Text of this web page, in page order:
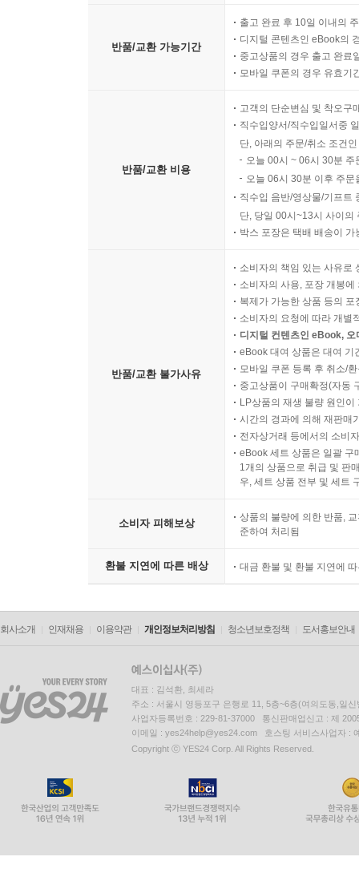
반품/교환 가능기간
출고 완료 후 10일 이내의
디지털 콘텐츠인 eBook의
중고상품의 경우 출고 완료
모바일 쿠폰의 경우 유효기
반품/교환 비용
고객의 단순변심 및 착오구
직수입양서/직수입일서중
단, 아래의 주문/취소 조건
오늘 00시 ~ 06시 30분
오늘 06시 30분 이후 주
직수입 음반/영상물/기프트
단, 당일 00시~13시 사이의
박스 포장은 택배 배송이
반품/교환 불가사유
소비자의 책임 있는 사유로
소비자의 사용, 포장 개봉
복제가 가능한 상품 등의
소비자의 요청에 따라 개별
디지털 컨텐츠인 eBook,
eBook 대여 상품은 대여 기
모바일 쿠폰 등록 후 취소/
중고상품이 구매확정(자동
LP상품의 재생 불량 원인
시간의 경과에 의해 재판매
전자상거래 등에서의 소비
eBook 세트 상품은 일괄 구
1개의 상품으로 취급 및 판
우, 세트 상품 전부 및 세트
소비자 피해보상
상품의 불량에 의한 반품,
준하여 처리됨
환불 지연에 따른 배상 대금 환불 및 환불 지연에
회사소개 인재채용 이용약관 개인정보처리방침 청소년보호정책 도서홍보안내
대표 : 김석환, 최세라
주소 : 서울시 영등포구 은행로 11, 5층~6층(여의도동,일신
사업자등록번호 : 229-81-37000 통신판매업신고 : 제
이메일 : yes24help@yes24.com 호스팅 서비스사업자 :
Copyright ⓒ YES24 Corp. All Rights Reserved.